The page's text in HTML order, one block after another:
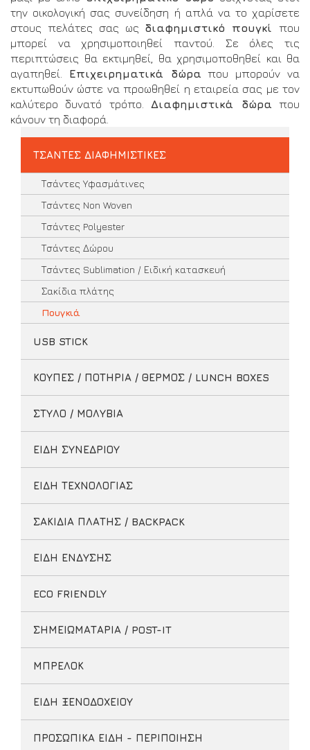
την οικολογική σας συνείδηση ή απλά να το χαρίσετε
στους πελάτες σας ως διαφημιστικό πουγκίπου
μπορεί να χρησιμοποιηθεί παντού. Σε όλες τις
περιπτώσεις θα εκτιμηθεί, θα χρησιμοποθηθεί και θα
αγαπηθεί. Επιχειρηματικά δώρα που μπορούν να
εκτυπωθούν ώστε να προωθηθεί η εταιρεία σας με τον
καλύτερο δυνατό τρόπο. Διαφημιστικά δώρα που
κάνουν τη διαφορά.
ΤΣΑΝΤΕΣ ΔΙΑΦΗΜΙΣΤΙΚΕΣ
Τσάντες Υφασμάτινες
Τσάντες Non Woven
Τσάντες Polyester
Τσάντες Δώρου
Τσάντες Sublimation / Ειδική κατασκευή
Σακίδια πλάτης
Πουγκιά
USB STICK
ΚΟΥΠΕΣ / ΠΟΤΗΡΙΑ / ΘΕΡΜΟΣ / LUNCH BOXES
ΣΤΥΛΟ / ΜΟΛΥΒΙΑ
ΕΙΔΗ ΣΥΝΕΔΡΙΟΥ
ΕΙΔΗ ΤΕΧΝΟΛΟΓΙΑΣ
ΣΑΚΙΔΙΑ ΠΛΑΤΗΣ / BACKPACK
ΕΙΔΗ ΕΝΔΥΣΗΣ
ECO FRIENDLY
ΣΗΜΕΙΩΜΑΤΑΡΙΑ / POST-IT
ΜΠΡΕΛΟΚ
ΕΙΔΗ ΞΕΝΟΔΟΧΕΙΟΥ
ΠΡΟΣΩΠΙΚΑ ΕΙΔΗ - ΠΕΡΙΠΟΙΗΣΗ